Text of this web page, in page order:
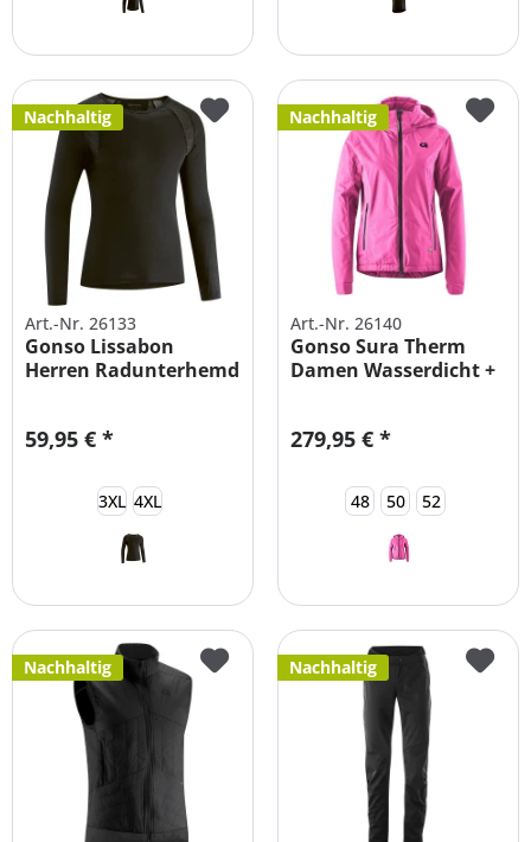
Nachhaltig
Art.-Nr. 26133
Gonso Lissabon
Herren Radunterhemd
59,95 € *
3XL 4XL
Nachhaltig
Art.-Nr. 26140
Gonso Sura Therm
Damen Wasserdicht +
279,95 € *
48 50 52
Nachhaltig Nachhaltig